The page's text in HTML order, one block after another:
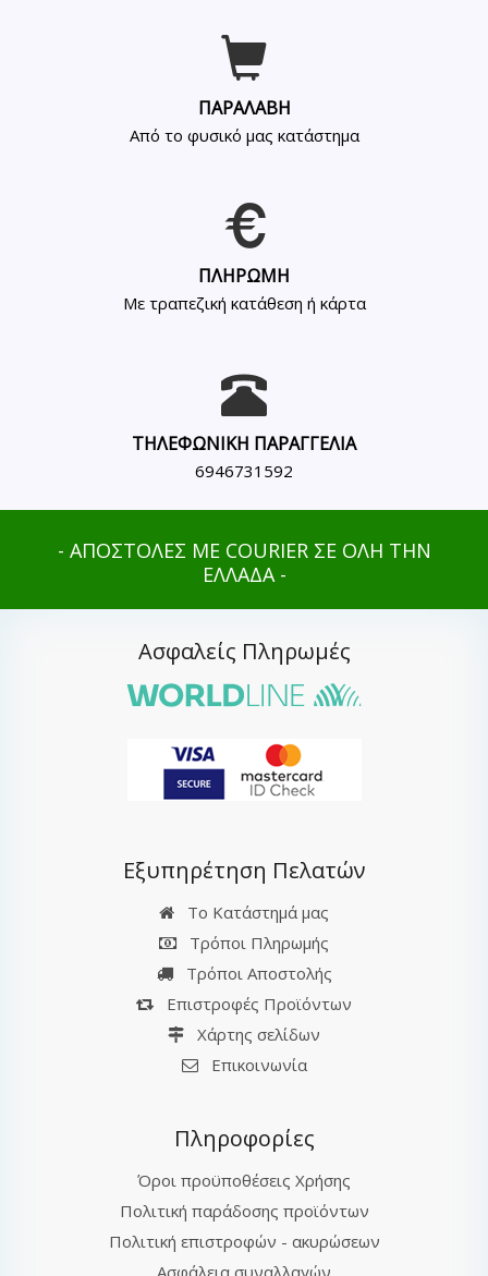
ΠΑΡΑΛΑΒΗ
Από το φυσικό μας κατάστημα
ΠΛΗΡΩΜΗ
Με τραπεζική κατάθεση ή κάρτα
ΤΗΛΕΦΩΝΙΚΗ ΠΑΡΑΓΓΕΛΙΑ
6946731592
- ΑΠΟΣΤΟΛΕΣ ΜΕ COURIER ΣΕ ΟΛΗ ΤΗΝ
ΕΛΛΑΔΑ -
Ασφαλείς Πληρωμές
Εξυπηρέτηση Πελατών
Το Κατάστημά μας
Τρόποι Πληρωμής
Τρόποι Αποστολής
Επιστροφές Προϊόντων
Χάρτης σελίδων
Επικοινωνία
Πληροφορίες
Όροι προϋποθέσεις Χρήσης
Πολιτική παράδοσης προϊόντων
Πολιτική επιστροφών - ακυρώσεων